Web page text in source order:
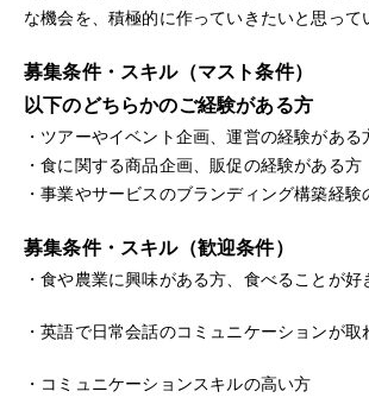
な機会を、積極的に作っていきたいと思って
募集条件・スキル（マスト条件）
以下のどちらかのご経験がある方
・ツアーやイベント企画、運営の経験がある
・食に関する商品企画、販促の経験がある方
・事業やサービスのブランディング構築経験
募集条件・スキル（歓迎条件）
・食や農業に興味がある方、食べることが好
・英語で日常会話のコミュニケーションが取
・コミュニケーションスキルの高い方